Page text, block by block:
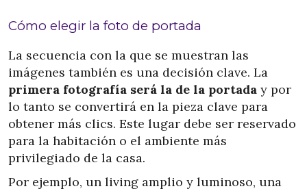
Cómo elegir la foto de portada
La secuencia con la que se muestran las
imágenes también es una decisión clave. La
primera fotografía será la de la portada y por
lo tanto se convertirá en la pieza clave para
obtener más clics. Este lugar debe ser reservado
para la habitación o el ambiente más
privilegiado de la casa.
Por ejemplo, un living amplio y luminoso, una